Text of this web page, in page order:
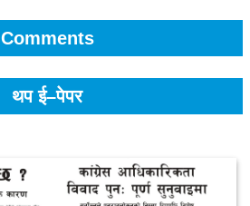
Comments
थप ई–पेपर